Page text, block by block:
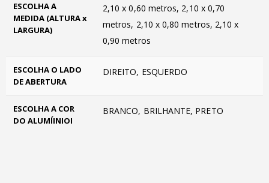
ESCOLHA A
MEDIDA (ALTURA x
LARGURA)
2,10 x 0,60 metros, 2,10 x 0,70
metros, 2,10 x 0,80 metros, 2,10 x
0,90 metros
ESCOLHA O LADO
DE ABERTURA
DIREITO, ESQUERDO
ESCOLHA A COR
DO ALUMÍINIOI
BRANCO, BRILHANTE, PRETO